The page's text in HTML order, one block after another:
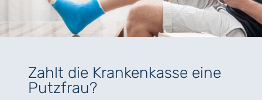
Zahlt die Krankenkasse eine
Putzfrau?